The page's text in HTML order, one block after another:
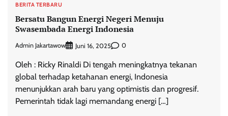
BERITA TERBARU
Bersatu Bangun Energi Negeri Menuju
Swasembada Energi Indonesia
Admin Jakartawow Juni 16, 2025 0
Oleh : Ricky Rinaldi Di tengah meningkatnya tekanan
global terhadap ketahanan energi, Indonesia
menunjukkan arah baru yang optimistis dan progresif.
Pemerintah tidak lagi memandang energi […]